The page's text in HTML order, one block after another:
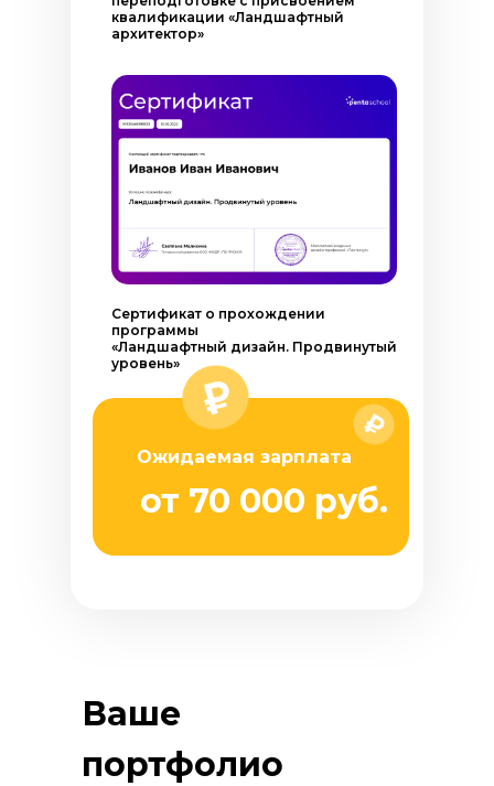
квалификации «Ландшафтный
архитектор»
Сертификат о прохождении
программы
«Ландшафтный дизайн. Продвинутый
уровень»
Ожидаемая зарплата
от 70 000 руб.
Ваше
портфолио